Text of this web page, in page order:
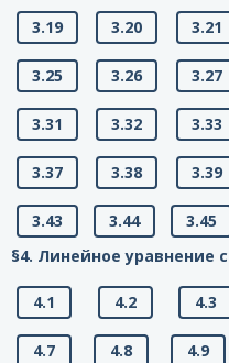
3.19 3.20 3.21
3.25 3.26 3.27
3.31 3.32 3.33
3.37 3.38 3.39
3.43 3.44 3.45
§4. Линейное уравнение
4.1 4.2 4.3
4.7 4.8 4.9